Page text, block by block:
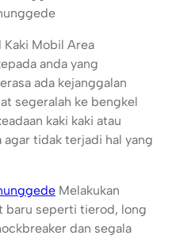
Mobil Area
anda yang
ada kejanggalan
segeralah ke bengkel
kaki kaki atau
tidak terjadi hal yang
Melakukan
baru seperti tierod, long
dan segala